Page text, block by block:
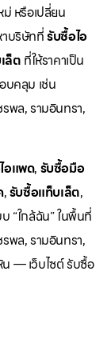
ม่ หรือเปลี่ยน
าบริษัทที่รับซื้อไอ
ล็ตที่ให้ราคาเป็น
บคลุม เช่น
พล, รามอินทรา,
อแพด, รับซื้อมือ
,รับซื้อแท็บเล็ต,
“ใกล้ฉัน” ในพื้นที่
พล, รามอินทรา,
— เว็บไซต์ รับซื้อ